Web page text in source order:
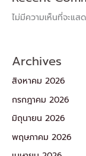
ไม่มีความเห็นที่จะแส
Archives
สิงหาคม 2026
กรกฎาคม 2026
มิถุนายน 2026
พฤษภาคม 2026